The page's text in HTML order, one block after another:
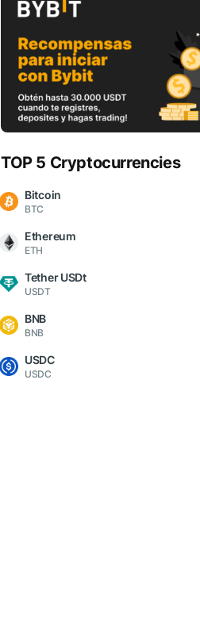
TOP 5 Cryptocurrencies
Bitcoin
BTC
Ethereum
ETH
Tether USDt
USDT
BNB
BNB
USDC
USDC